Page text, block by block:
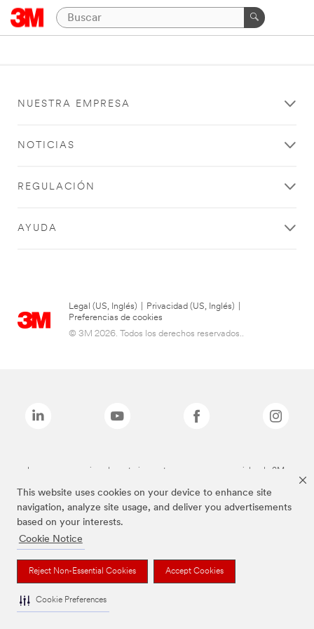
This website uses cookies on your device to enhance site
navigation, analyze site usage, and deliver you advertisements
based on your interests.
Cookie Notice
Reject Non-Essential Cookies Accept Cookies
Cookie Preferences
NUESTRA EMPRESA
NOTICIAS
REGULACIÓN
AYUDA
Legal (US, Inglés) Privacidad (US, Inglés)
Preferencias de cookies
© 3M 2026. Todos los derechos reservados..
Las marcas mencionadas anteriormente son marcas comerciales de 3M.